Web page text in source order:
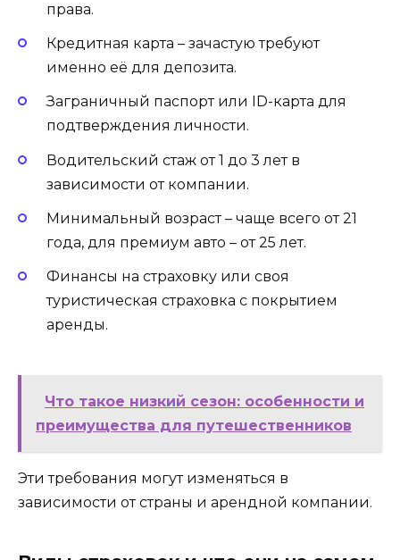
права.
Кредитная карта – зачастую требуют
именно её для депозита.
Заграничный паспорт или ID-карта для
подтверждения личности.
Водительский стаж от 1 до 3 лет в
зависимости от компании.
Минимальный возраст – чаще всего от 21
года, для премиум авто – от 25 лет.
Финансы на страховку или своя
туристическая страховка с покрытием
аренды.
Что такое низкий сезон: особенности и
преимущества для путешественников
Эти требования могут изменяться в
зависимости от страны и арендной компании.